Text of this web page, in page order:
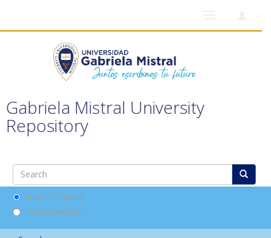
Gabriela Mistral University
Repository
Search DSpace
This Collection